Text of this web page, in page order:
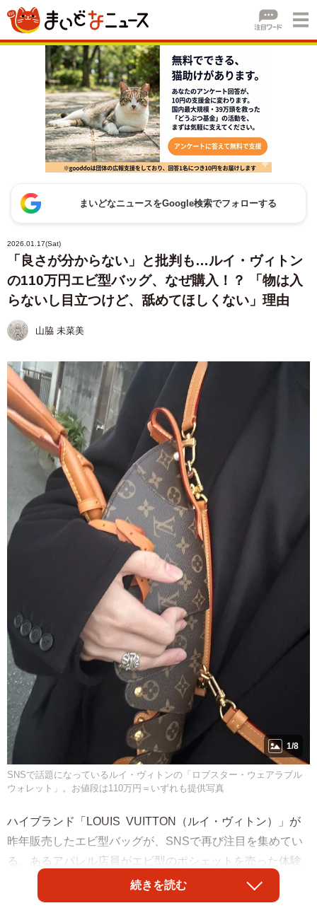
まいどなニュースをGoogle検索でフォローする
2026.01.17(Sat)
「良さが分からない」と批判も…ルイ・ヴィトン
の110万円エビ型バッグ、なぜ購入！？ 「物は入
らないし目立つけど、舐めてほしくない」理由
山脇 未菜美
1/8
SNSで話題になっているルイ・ヴィトンの「ロブスター・ウェアラブル
ウォレット」。お値段は110万円＝いずれも提供写真
ハイブランド「LOUIS VUITTON（ルイ・ヴィトン）」が
昨年販売したエビ型バッグが、SNSで再び注目を集めてい
る。あるアパレル店員がエビ型のポシェットを売った体験
談をXに綴ったのをきっかけに、アパレル界の〝エビ需要〟
が話題に。そんな中、昨年、即完売となった約110万円のル
続きを読む